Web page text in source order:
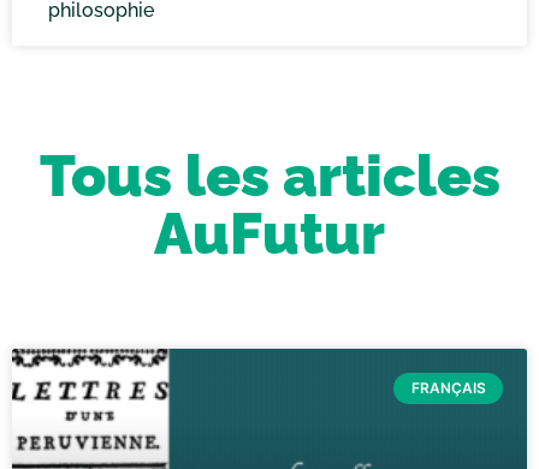
philosophie
Tous les articles
AuFutur
FRANÇAIS